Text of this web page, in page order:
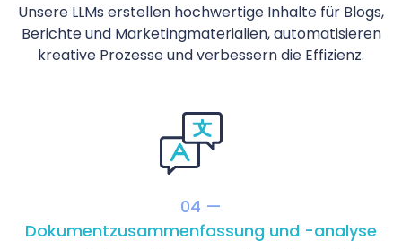
Unsere LLMs erstellen hochwertige Inhalte für Blogs,
Berichte und Marketingmaterialien, automatisieren
kreative Prozesse und verbessern die Effizienz.
04 —
Dokumentzusammenfassung und -analyse